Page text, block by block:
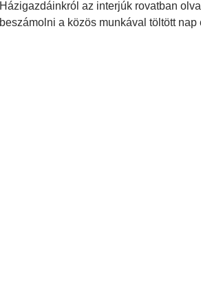
Házigazdáinkról az interjúk rovatban
beszámolni a közös munkával töltött nap